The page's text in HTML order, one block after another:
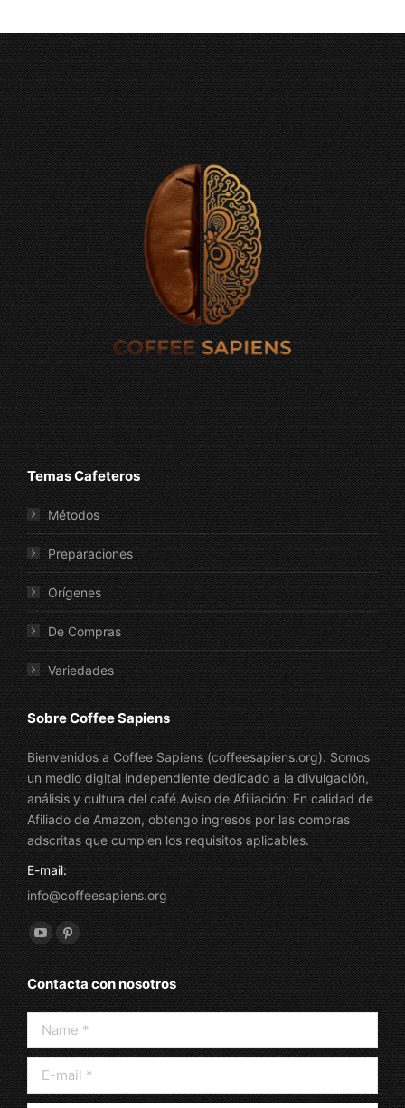
Temas Cafeteros
Métodos
Preparaciones
Orígenes
De Compras
Variedades
Sobre Coffee Sapiens
Bienvenidos a Coffee Sapiens (coffeesapiens.org). Somos
un medio digital independiente dedicado a la divulgación,
análisis y cultura del café.Aviso de Afiliación: En calidad de
Afiliado de Amazon, obtengo ingresos por las compras
adscritas que cumplen los requisitos aplicables.
E-mail:
info@coffeesapiens.org
Find us on:
YouTube
page
opens
in
new
window
Pinterest
page
opens
in
new
window
Contacta con nosotros
Name *
E-mail *